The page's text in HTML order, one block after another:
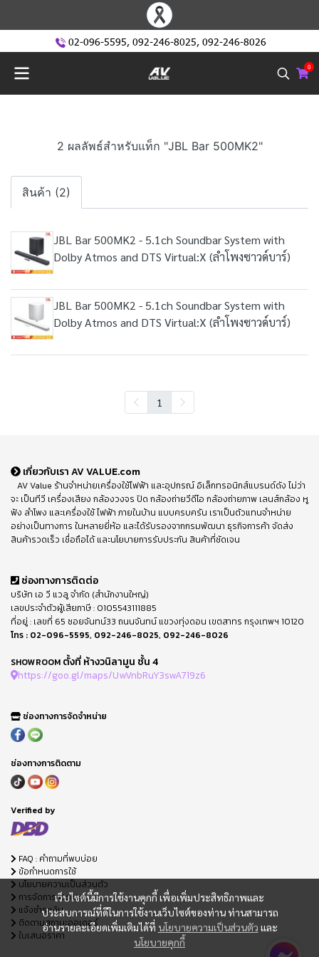
02-096-5595, 092-246-8025, 092-246-8026
0
2 ผลลัพธ์สำหรับแท็ก "JBL Bar 500MK2"
สินค้า (2)
JBL Bar 500MK2 - 5.1ch Soundbar System with
Dolby Atmos and DTS Virtual:X (ลำโพงซาวด์บาร์)
JBL Bar 500MK2 - 5.1ch Soundbar System with
Dolby Atmos and DTS Virtual:X (ลำโพงซาวด์บาร์)
1
เว็บไซต์นี้มีการใช้งานคุกกี้ เพื่อเพิ่มประสิทธิภาพและ
ประสบการณ์ที่ดีในการใช้งานเว็บไซต์ของท่าน ท่านสามารถ
อ่านรายละเอียดเพิ่มเติมได้ที่ นโยบายความเป็นส่วนตัว และ
นโยบายคุกกี้
เกี่ยวกับเรา AV VALUE.com
AV Value ร้านจำหน่ายเครื่องใช้ไฟฟ้า และอุปกรณ์ อิเล็กทรอนิกส์แบรนด์ดัง ไม่ว่า
จะ เป็นทีวี เครื่องเสียง กล้องวงจร ปิด กล้องถ่ายวีดีโอ กล้องถ่ายภาพ เลนส์กล้อง หู
ฟัง ลำโพง และเครื่องใช้ ไฟฟ้า ภายในบ้าน แบบครบครัน เราเป็นตัวแทนจำหน่าย
อย่างเป็นทางการ ในหลายยี่ห้อ และได้รับรองจากกรมพัฒนา ธุรกิจการค้า จัดส่ง
สินค้ารวดเร็ว เชื่อถือได้ และนโยบายการรับประกัน สินค้าที่ชัดเจน
ช่องทางการติดต่อ
บริษัท เอ วี แวลู จำกัด (สำนักงานใหญ่)
เลขประจำตัวผู้เสียภาษี : 0105543111885
ที่อยู่ : เลขที่ 65 ซอยจันทน์33 ถนนจันทน์ แขวงทุ่งดอน เขตสาทร กรุงเทพฯ 10120
โทร : 02-096-5595, 092-246-8025, 092-246-8026
SHOWROOM ตั้งที่ ห้างวนิลามูน ชั้น 4
https://goo.gl/maps/UwVnbRuY3swA719z6
ช่องทางการจัดจำหน่าย
ช่องทางการติดตาม
Verified by
FAQ : คำถามที่พบบ่อย
ข้อกำหนดการใช้
นโยบายความเป็นส่วนตัว
การจัดการ Cookie
แจ้งชำระเงิน
ติดตามสถานะออเดอร์
ใบเสนอราคา